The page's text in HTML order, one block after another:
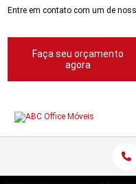
Entre em contato com um de
Faça seu orçamento
agora